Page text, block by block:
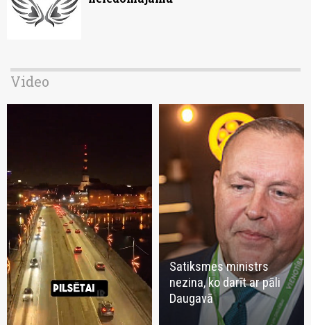
Video
Satiksmes ministrs
nezina, ko darīt ar pāli
Daugavā